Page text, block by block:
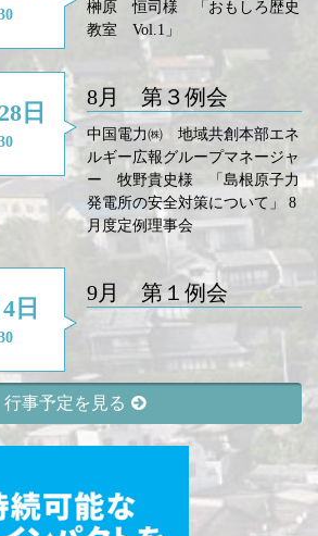
榊原 恒司様 「おもしろ歴史
教室 Vol.1」
日
8月 第３例会
中国電力㈱ 地域共創本部エネ
ルギー広報グループマネージャ
ー 牧野貴史様 「島根原子力
発電所の安全対策について」 8
月度定例理事会
日
9月 第１例会
行事予定を見る